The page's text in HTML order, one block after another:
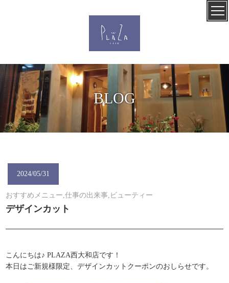
BLOG
2024/05/31
おすすめメニュー,仕事の出来事,ビューティー
デザインカット
こんにちは♪ PLAZA西大和店です！
本日はご新規様限定、デザインカットクーポンのおしらせです。